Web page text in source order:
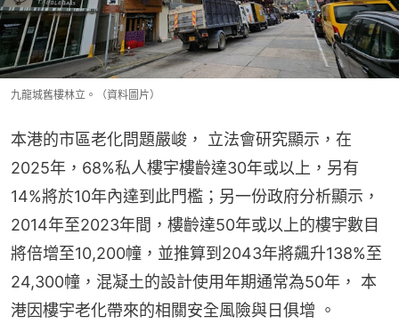
九龍城舊樓林立。（資料圖片）
本港的市區老化問題嚴峻， 立法會研究顯示，在
2025年，68%私人樓宇樓齡達30年或以上，另有
14%將於10年內達到此門檻；另一份政府分析顯示，
2014年至2023年間，樓齡達50年或以上的樓宇數目
將倍增至10,200幢，並推算到2043年將飆升138%至
24,300幢，混凝土的設計使用年期通常為50年， 本
港因樓宇老化帶來的相關安全風險與日俱增 。